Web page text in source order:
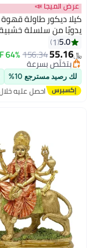
قهوة مصنوعة
خشبية مكونة من
يدويًا لغرفة
باللون الأبيض64% OFF
+ 1
عليه خلال 15 - 16